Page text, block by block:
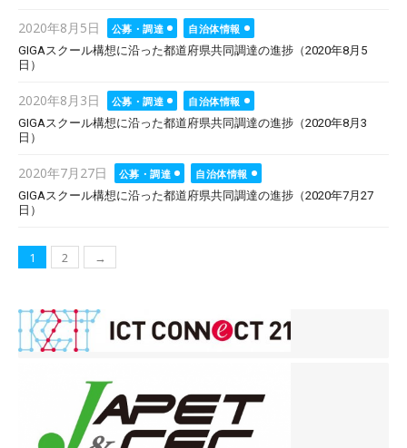
Posted
on
2020年8月5日 公募・調達
自治体情報
GIGAスクール構想に沿った都道府県共同調達の進捗（2020年8月5
日）
Posted
on
2020年8月3日 公募・調達
自治体情報
GIGAスクール構想に沿った都道府県共同調達の進捗（2020年8月3
日）
Posted
on
2020年7月27日 公募・調達
自治体情報
GIGAスクール構想に沿った都道府県共同調達の進捗（2020年7月27
日）
投
ナ
ビ
ゲ
ョ
1 2 →